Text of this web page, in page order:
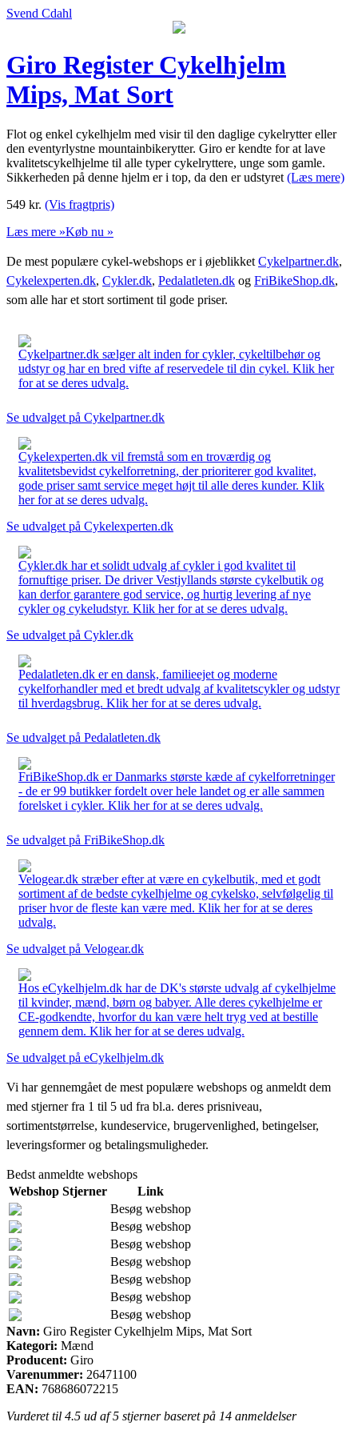
Svend Cdahl
Giro Register Cykelhjelm
Mips, Mat Sort
Flot og enkel cykelhjelm med visir til den daglige cykelrytter eller
den eventyrlystne mountainbikerytter. Giro er kendte for at lave
kvalitetscykelhjelme til alle typer cykelryttere, unge som gamle.
Sikkerheden på denne hjelm er i top, da den er udstyret (Læs mere)
549 kr. (Vis fragtpris)
Læs mere »Køb nu »
De mest populære cykel-webshops er i øjeblikket Cykelpartner.dk,
Cykelexperten.dk, Cykler.dk, Pedalatleten.dk og FriBikeShop.dk,
som alle har et stort sortiment til gode priser.
Cykelpartner.dk sælger alt inden for cykler, cykeltilbehør og
udstyr og har en bred vifte af reservedele til din cykel. Klik her
for at se deres udvalg.
Se udvalget på Cykelpartner.dk
Cykelexperten.dk vil fremstå som en troværdig og
kvalitetsbevidst cykelforretning, der prioriterer god kvalitet,
gode priser samt service meget højt til alle deres kunder. Klik
her for at se deres udvalg.
Se udvalget på Cykelexperten.dk
Cykler.dk har et solidt udvalg af cykler i god kvalitet til
fornuftige priser. De driver Vestjyllands største cykelbutik og
kan derfor garantere god service, og hurtig levering af nye
cykler og cykeludstyr. Klik her for at se deres udvalg.
Se udvalget på Cykler.dk
Pedalatleten.dk er en dansk, familieejet og moderne
cykelforhandler med et bredt udvalg af kvalitetscykler og udstyr
til hverdagsbrug. Klik her for at se deres udvalg.
Se udvalget på Pedalatleten.dk
FriBikeShop.dk er Danmarks største kæde af cykelforretninger
- de er 99 butikker fordelt over hele landet og er alle sammen
forelsket i cykler. Klik her for at se deres udvalg.
Se udvalget på FriBikeShop.dk
Velogear.dk stræber efter at være en cykelbutik, med et godt
sortiment af de bedste cykelhjelme og cykelsko, selvfølgelig til
priser hvor de fleste kan være med. Klik her for at se deres
udvalg.
Se udvalget på Velogear.dk
Hos eCykelhjelm.dk har de DK's største udvalg af cykelhjelme
til kvinder, mænd, børn og babyer. Alle deres cykelhjelme er
CE-godkendte, hvorfor du kan være helt tryg ved at bestille
gennem dem. Klik her for at se deres udvalg.
Se udvalget på eCykelhjelm.dk
Vi har gennemgået de mest populære webshops og anmeldt dem
med stjerner fra 1 til 5 ud fra bl.a. deres prisniveau,
sortimentstørrelse, kundeservice, brugervenlighed, betingelser,
leveringsformer og betalingsmuligheder.
Bedst anmeldte webshops
Webshop Stjerner
Link
Besøg webshop
Besøg webshop
Besøg webshop
Besøg webshop
Besøg webshop
Besøg webshop
Besøg webshop
Navn: Giro Register Cykelhjelm Mips, Mat Sort
Kategori: Mænd
Producent: Giro
Varenummer: 26471100
EAN: 768686072215
Vurderet til 4.5 ud af 5 stjerner baseret på 14 anmeldelser